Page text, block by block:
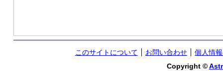
このサイトについて お問い合わせ
個人情
Copyright ©